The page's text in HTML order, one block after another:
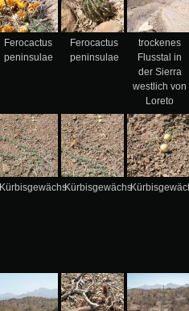
Ferocactus
peninsulae
Ferocactus
peninsulae
trockenes
Flusstal in
der Sierra
westlich von
Loreto
KürbisgewächsKürbisgewächs